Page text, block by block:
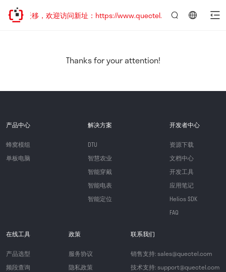
址已迁移，欢迎访问新址：https://www.quectel.com.cn
Thanks for your attention!
产品中心
蜂窝模组
单板电脑
解决方案
DTU
智慧农业
智能穿戴
智能电表
智能定位
开发者中心
资源下载
文档中心
开发工具
应用笔记
Helios SDK
FAQ
在线工具
产品选型
频段查询
政策
服务协议
隐私政策
联系我们
销售支持: sales@quectel.com
技术支持: support@quectel.com